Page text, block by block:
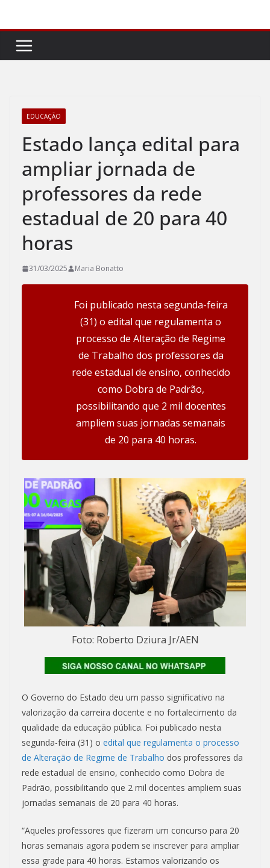
conteúdo
EDUCAÇÃO
Estado lança edital para
ampliar jornada de
professores da rede
estadual de 20 para 40
horas
31/03/2025 Maria Bonatto
Foi publicado nesta segunda-feira
(31) o edital que regulamenta o
processo de Alteração de Regime
de Trabalho dos professores da
rede estadual de ensino, conhecido
como Dobra de Padrão,
possibilitando que 2 mil docentes
ampliem suas jornadas semanais
de 20 para 40 horas.
Foto: Roberto Dziura Jr/AEN
O Governo do Estado deu um passo significativo na
valorização da carreira docente e no fortalecimento da
qualidade da educação pública. Foi publicado nesta
segunda-feira (31) o edital que regulamenta o processo
de Alteração de Regime de Trabalho dos professores da
rede estadual de ensino, conhecido como Dobra de
Padrão, possibilitando que 2 mil docentes ampliem suas
jornadas semanais de 20 para 40 horas.
“Aqueles professores que fizeram um concurso para 20
horas semanais agora podem se inscrever para ampliar
essa grade para 40 horas. Estamos valorizando os